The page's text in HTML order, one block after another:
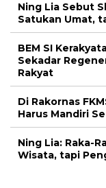
Ning Lia Sebut
Satukan Umat,
BEM SI
Sekadar
Rakyat
Di Rakornas
Harus Mandiri
Ning Lia: Raka-
Wisata, tapi